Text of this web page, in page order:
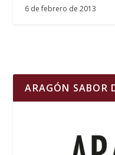
6 de febrero de 2013
ARAGÓN SABOR